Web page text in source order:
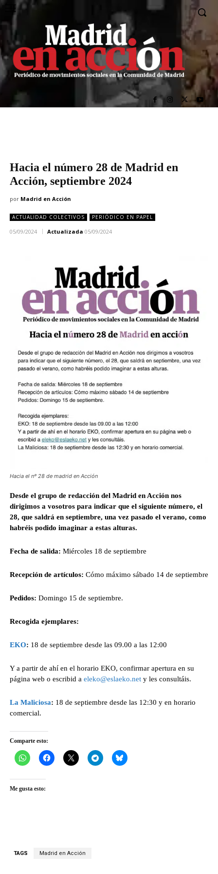
Hacia el número 28 de Madrid en
Acción, septiembre 2024
por Madrid en Acción
ACTUALIDAD COLECTIVOS PERIÓDICO EN PAPEL
05/09/2024 Actualizada 05/09/2024
Hacia el nº 28 de madrid en Acción
Desde el grupo de redacción del Madrid en Acción nos
dirigimos a vosotros para indicar que el siguiente número, el
28, que saldrá en septiembre, una vez pasado el verano, como
habréis podido imaginar a estas alturas.
Fecha de salida: Miércoles 18 de septiembre
Recepción de artículos: Cómo máximo sábado 14 de septiembre
Pedidos: Domingo 15 de septiembre.
Recogida ejemplares:
EKO: 18 de septiembre desde las 09.00 a las 12:00
Y a partir de ahí en el horario EKO, confirmar apertura en su
página web o escribid a eleko@eslaeko.net y les consultáis.
La Maliciosa: 18 de septiembre desde las 12:30 y en horario
comercial.
Comparte esto:
Me gusta esto:
TAGS Madrid en Acción